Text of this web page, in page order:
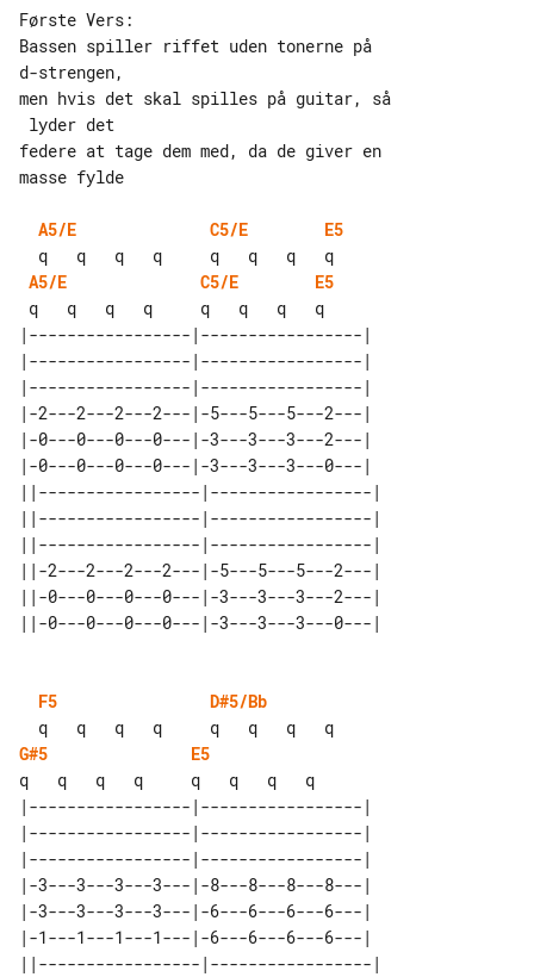
Første Vers:
Bassen spiller riffet uden tonerne på
d-strengen,
men hvis det skal spilles på guitar, så
federe at tage dem med, da de giver en
masse fylde
A5/E C5/E
E5
A5/E
C5/E
E5
|-----------------|-----------------|
|-----------------|-----------------|
|-----------------|-----------------|
|-2---2---2---2---|-5---5---5---2---|
|-0---0---0---0---|-3---3---3---2---|
|-0---0---0---0---|-3---3---3---0---|
||-----------------|-----------------|
||-----------------|-----------------|
||-----------------|-----------------|
||-2---2---2---2---|-5---5---5---2---|
||-0---0---0---0---|-3---3---3---2---|
F5
D#5/Bb
G#5
E5
|-----------------|-----------------|
|-----------------|-----------------|
|-----------------|-----------------|
|-3---3---3---3---|-8---8---8---8---|
|-3---3---3---3---|-6---6---6---6---|
|-1---1---1---1---|-6---6---6---6---|
||-----------------|-----------------|